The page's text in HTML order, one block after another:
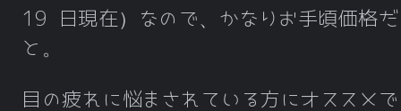
19 日現在）なので、かなりお手頃価格だ
と。
目の疲れに悩まされている方にオススメ